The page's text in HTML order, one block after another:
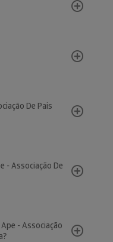
De Pais
- Associação De
- Associação